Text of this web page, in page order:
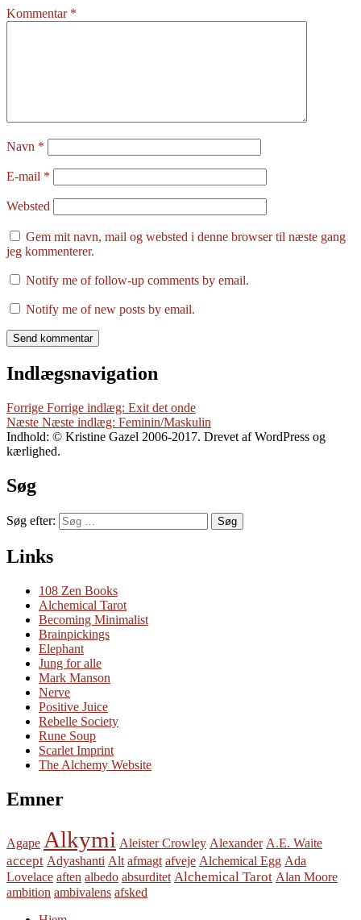
Kommentar *
Navn *
E-mail *
Websted
Gem mit navn, mail og websted i denne browser til næste gang
jeg kommenterer.
Notify me of follow-up comments by email.
Notify me of new posts by email.
Indlægsnavigation
Forrige Forrige indlæg: Exit det onde
Næste Næste indlæg: Feminin/Maskulin
Indhold: © Kristine Gazel 2006-2017. Drevet af WordPress og
kærlighed.
Søg
Søg efter: Søg
Links
108 Zen Books
Alchemical Tarot
Becoming Minimalist
Brainpickings
Elephant
Jung for alle
Mark Manson
Nerve
Positive Juice
Rebelle Society
Rune Soup
Scarlet Imprint
The Alchemy Website
Emner
Agape Alkymi Aleister Crowley Alexander A.E. Waite
accept Adyashanti Alt afmagt afveje Alchemical Egg Ada
Lovelace aften albedo absurditet Alchemical Tarot Alan Moore
ambition ambivalens afsked